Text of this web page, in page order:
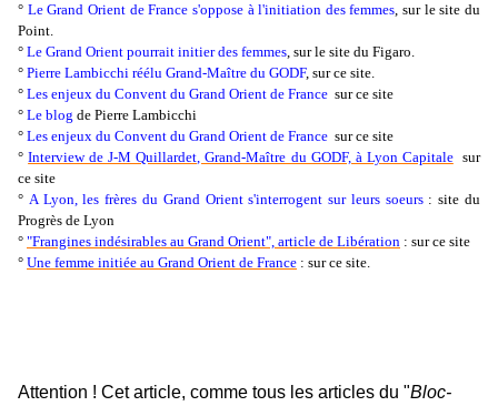
° Le Grand Orient de France s'oppose à l'initiation des femmes, sur le site du
Point.
° Le Grand Orient pourrait initier des femmes, sur le site du Figaro.
° Pierre Lambicchi réélu Grand-Maître du GODF, sur ce site.
° Les enjeux du Convent du Grand Orient de France sur ce site
° Le blog de Pierre Lambicchi
° Les enjeux du Convent du Grand Orient de France sur ce site
° Interview de J-M Quillardet, Grand-Maître du GODF, à Lyon Capitalesur
ce site
° A Lyon, les frères du Grand Orient s'interrogent sur leurs soeurs: site du
Progrès de Lyon
° "Frangines indésirables au Grand Orient", article de Libération : sur ce site
° Une femme initiée au Grand Orient de France : sur ce site.
Attention ! Cet article, comme tous les articles du "Bloc-